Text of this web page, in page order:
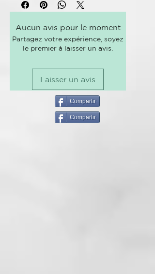
amaranto, regenera lafuerza
fibra capilar y le confiere
laelasticidadperdida.
SULFATOS, ENVASE
BIODEGRADABLE DE CAÑA DE
AZÚCAR
MASCARILLA:
Una crema rica que reestructura y
Aucun avis pour le moment
Partagez votre expérience, soyez
le premier à laisser un avis.
Laisser un avis
Compartir
Compartir